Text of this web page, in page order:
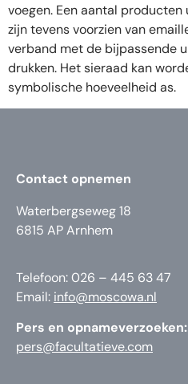
voegen. Een aantal
zijn tevens voorzien van
verband met de bijpassende
drukken. Het sieraad kan
symbolische hoeveelheid as.
Contact opnemen
Waterbergseweg 18
6815 AP Arnhem
Telefoon: 026 – 445 63 47
Email: info@moscowa.nl
Pers en opnameverzoeken:
pers@facultatieve.com